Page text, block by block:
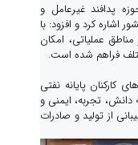
پدافند غیرعامل و
اشاره کرد و افزود: با
عملیاتی، امکان
فراهم شده است.
کارکنان پایانه نفتی
دانش، تجربه، ایمنی و
از تولید و صادرات